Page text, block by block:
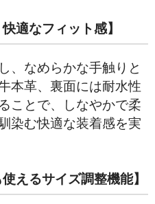
適なフィット感】
、なめらかな手触りと
本革、裏面には耐水性
ことで、しなやかで柔
染む快適な装着感を実
えるサイズ調整機能】